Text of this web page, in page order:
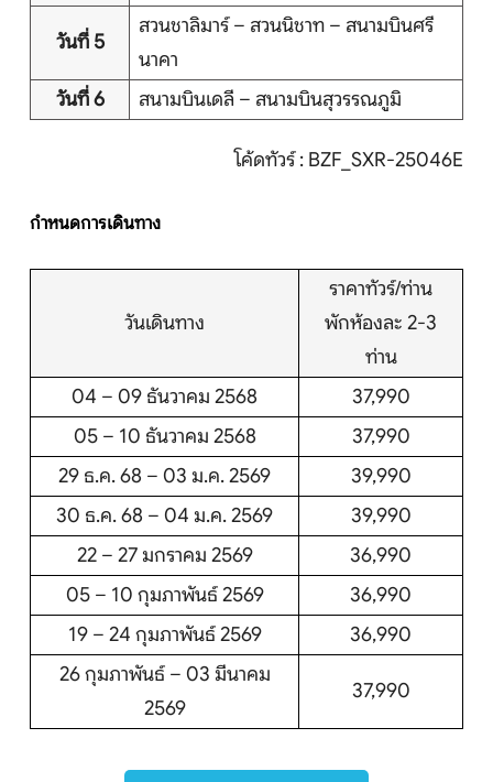
ทัวร์ในประเทศ
จัดกรุ๊ปในประเทศ
บริการอื่นๆ
ติดต่อเรา
วันที่ 5
สวนชาลิมาร์ – สวนนิชาท – สนามบินศรี
นาคา
วันที่ 6
สนามบินเดลี – สนามบินสุวรรณภูมิ
โค้ดทัวร์ : BZF_SXR-25046E
กำหนดการเดินทาง
วันเดินทาง
ราคาทัวร์/ท่าน
พักห้องละ 2-3
ท่าน
04 – 09 ธันวาคม 2568
37,990
05 – 10 ธันวาคม 2568
37,990
29 ธ.ค. 68 – 03 ม.ค. 2569
39,990
30 ธ.ค. 68 – 04 ม.ค. 2569
39,990
22 – 27 มกราคม 2569
36,990
05 – 10 กุมภาพันธ์ 2569
36,990
19 – 24 กุมภาพันธ์ 2569
36,990
26 กุมภาพันธ์ – 03 มีนาคม
2569
37,990